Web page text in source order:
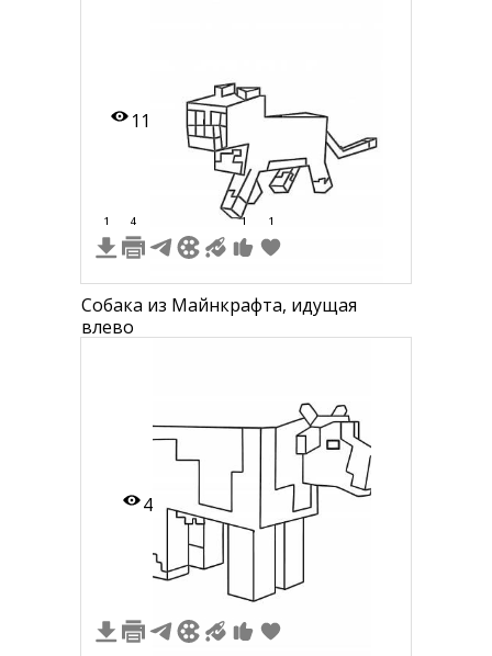
11
1 4 1 1
Собака из Майнкрафта, идущая
влево
4